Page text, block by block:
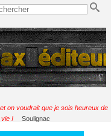
on voudrait que je sois heureux de
!
Soulignac